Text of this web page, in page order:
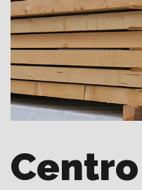
Centro